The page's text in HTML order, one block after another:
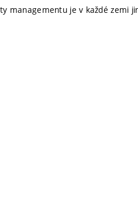
managementu je v každé zemi